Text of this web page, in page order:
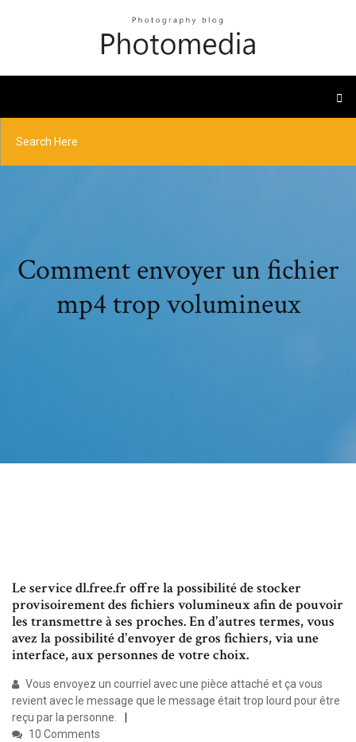
Comment envoyer un fichier
mp4 trop volumineux
Le service dl.free.fr offre la possibilité de stocker
provisoirement des fichiers volumineux afin de pouvoir
les transmettre à ses proches. En d'autres termes, vous
avez la possibilité d'envoyer de gros fichiers, via une
interface, aux personnes de votre choix.
Vous envoyez un courriel avec une pièce attaché et ça vous
revient avec le message que le message était trop lourd pour être
reçu par la personne.
10 Comments